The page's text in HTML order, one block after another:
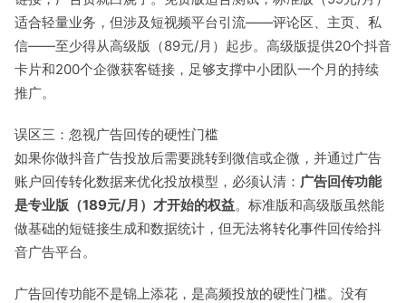
适合轻量业务，但涉及短视频平台引流——评论区、主页、私
信——至少得从高级版（89元/月）起步。高级版提供20个抖音
卡片和200个企微获客链接，足够支撑中小团队一个月的持续
推广。
误区三：忽视广告回传的硬性门槛
如果你做抖音广告投放后需要跳转到微信或企微，并通过广告
账户回传转化数据来优化投放模型，必须认清： 广告回传功能
是专业版（189元/月）才开始的权益。标准版和高级版虽然能
做基础的短链接生成和数据统计，但无法将转化事件回传给抖
音广告平台。
广告回传功能不是锦上添花，是高频投放的硬性门槛。没有